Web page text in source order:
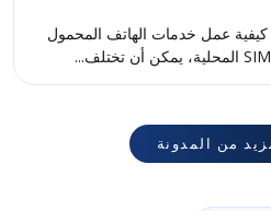
كيفية عمل خدمات الهاتف المحمول
من المدونة